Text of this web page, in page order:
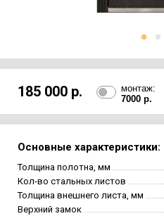
185 000 р.
монтаж:
7000 р.
Основные характеристики:
Толщина полотна, мм
Кол-во стальных листов
Толщина внешнего листа, мм
Верхний замок